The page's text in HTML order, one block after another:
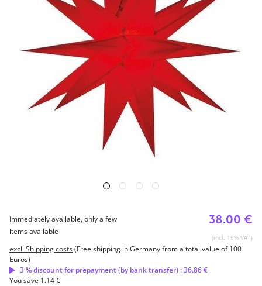
38.00 €
(incl. 19% VAT)
Immediately available, only a few
items available
excl. Shipping costs(Free shipping in Germany from a total value of 100
Euros)
3 % discount for prepayment (by bank transfer) : 36.86 €
You save 1.14 €